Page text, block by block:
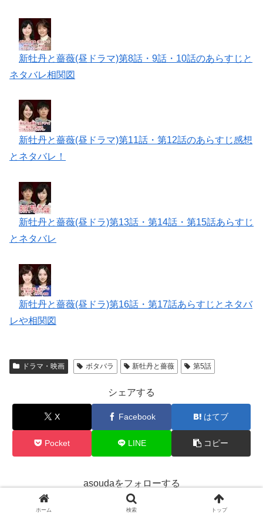
新牡丹と薔薇(昼ドラマ)第8話・9話・10話のあらすじと
ネタバレ相関図
新牡丹と薔薇(昼ドラマ)第11話・第12話のあらすじ感想
とネタバレ！
新牡丹と薔薇(昼ドラ)第13話・第14話・第15話あらすじ
とネタバレ
新牡丹と薔薇(昼ドラ)第16話・第17話あらすじとネタバ
レや相関図
ドラマ・映画 ボタバラ 新牡丹と薔薇 第5話
シェアする
X Facebook はてブ
Pocket LINE コピー
asoudaをフォローする
ホーム 検索 トップ